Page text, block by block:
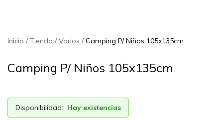
Inicio Tienda Varios Camping P/ Niños 105x135cm
Camping P/ Niños 105x135cm
Disponibilidad: Hay existencias